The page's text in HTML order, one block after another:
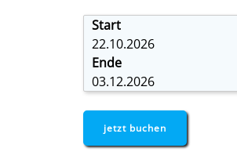
Start
22.10.2026
Ende
03.12.2026
jetzt buchen